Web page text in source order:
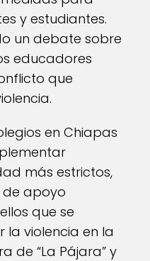
y estudiantes.
un debate sobre
educadores
que
en Chiapas
más estrictos,
apoyo
que se
violencia en la
de “La Pájara” y